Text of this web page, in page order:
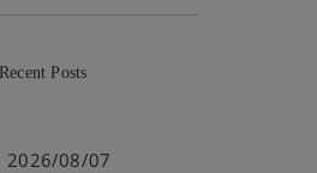
Recent Posts
2026/08/07